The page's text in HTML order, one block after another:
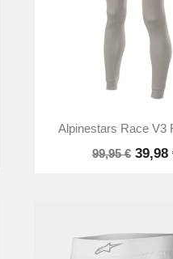
Vista
Alpinestars Race V3
99,95 € 39,98